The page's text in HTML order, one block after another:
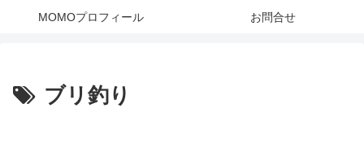
MOMOプロフィール お問合せ
ブリ釣り